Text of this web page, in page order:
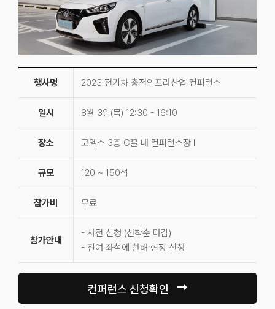
행사명 2023 전기차 충전인프라산업 컨퍼런스
일시 8월 3일(목) 12:30 - 16:10
장소 코엑스 3층 C홀 내 컨퍼런스장 I
규모 120 ~ 150석
참가비 무료
참가안내
- 사전 신청 (선착순 마감)
- 잔여 좌석에 한해 현장 신청
컨퍼런스 신청확인